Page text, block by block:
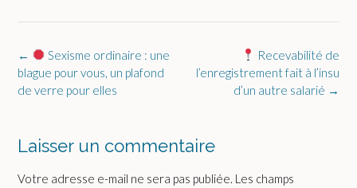
Post
navigation
Recevabilité de
l’enregistrement fait à l’insu
d’un autre salarié →
←
Sexisme ordinaire : une
blague pour vous, un plafond
de verre pour elles
Laisser un commentaire
Votre adresse e-mail ne sera pas publiée. Les champs